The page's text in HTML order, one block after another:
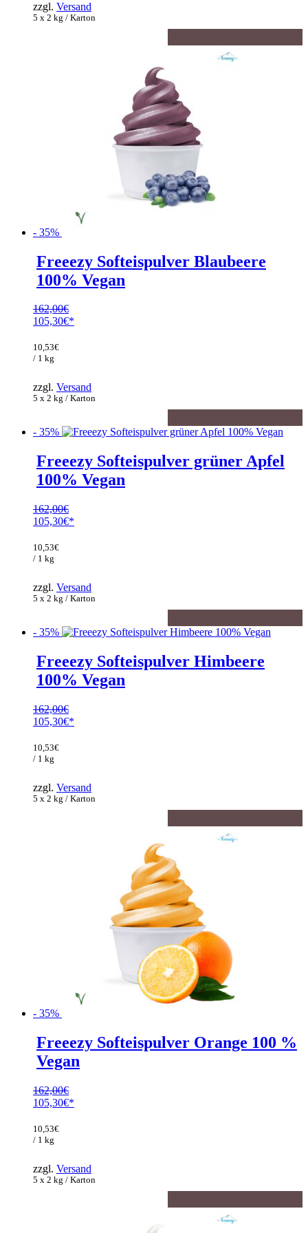
5 x 2 kg / Karton
zzgl. Versand
- 35%
Freeezy Softeispulver Blaubeere
100% Vegan
162,00€
Ursprünglicher
war:
162,00€
105,30€
Preis
ist:
5 x 2 kg / Karton
10,53€
/ 1 kg
zzgl. Versand
- 35%
Freeezy Softeispulver grüner Apfel
100% Vegan
162,00€
Ursprünglicher
war:
162,00€
105,30€
Preis
ist:
5 x 2 kg / Karton
10,53€
/ 1 kg
zzgl. Versand
- 35%
Freeezy Softeispulver Himbeere
100% Vegan
162,00€
Ursprünglicher
war:
162,00€
105,30€
Preis
ist:
5 x 2 kg / Karton
10,53€
/ 1 kg
zzgl. Versand
- 35%
Freeezy Softeispulver Orange 100 %
Vegan
162,00€
Ursprünglicher
war:
162,00€
105,30€
Preis
ist:
5 x 2 kg / Karton
10,53€
/ 1 kg
zzgl. Versand